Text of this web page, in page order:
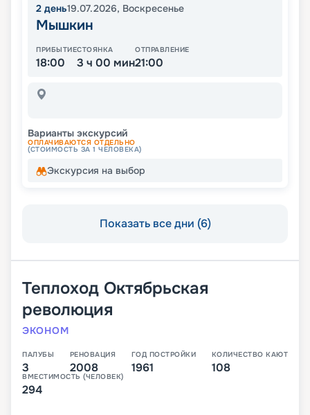
2 день19.07.2026, Воскресенье
Мышкин
ПРИБЫТИЕ
18:00
СТОЯНКА
3 ч 00 мин
ОТПРАВЛЕНИЕ
21:00
Варианты экскурсий
ОПЛАЧИВАЮТСЯ ОТДЕЛЬНО
(СТОИМОСТЬ ЗА 1 ЧЕЛОВЕКА)
Экскурсия на выбор
Показать все дни (6)
Теплоход Октябрьская
революция
ЭКОНОМ
ПАЛУБЫ
3
РЕНОВАЦИЯ
2008
ГОД ПОСТРОЙКИ
1961
КОЛИЧЕСТВО КАЮТ
108
ВМЕСТИМОСТЬ (ЧЕЛОВЕК)
294